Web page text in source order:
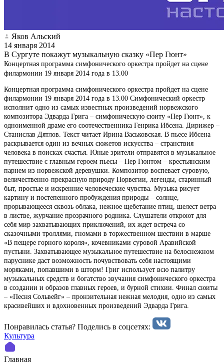
Яков Альский
14 января 2014
В Сургуте покажут музыкальную сказку «Пер Гюнт»
Концертная программа симфонического оркестра пройдет на сцене
филармонии 19 января 2014 года в 13.00
Концертная программа симфонического оркестра пройдет на сцене
филармонии 19 января 2014 года в 13.00 Симфонический оркестр
исполнит одно из самых известных произведений норвежского
композитора Эдварда Грига – симфоническую сюиту «Пер Гюнт», к
одноименной драме его соотечественника Генрика Ибсена. Дирижер –
Станислав Дятлов. Текст читает Ирина Васьковская. В пьесе Ибсена
раскрывается один из вечных сюжетов искусства – странствия
человека в поисках счастья. Юные зрители отправятся в музыкальное
путешествие с главным героем пьесы – Пер Гюнтом – крестьянским
парнем из норвежской деревушки. Композитор воспевает суровую,
величественно-прекрасную природу Норвегии, легенды, старинный
быт, простые и искренние человеческие чувства. Музыка рисует
картину и постепенного пробуждения природы – солнце,
прорывающееся сквозь облака, нежное щебетание птиц, шелест ветра
в листве, журчание прозрачного родника. Слушатели откроют для
себя мир захватывающих приключений, их ждет встреча со
сказочными троллями, гномами в торжественном шествии в марше
«В пещере горного короля», кочевниками суровой Аравийской
пустыни. Захватывающее музыкальное путешествие на белоснежном
паруснике даст возможность почувствовать себя настоящими
моряками, попавшими в шторм! Григ использует всю палитру
музыкальных средств и богатство звучания симфонического оркестра
в создании и образов главных героев, и бурной стихии. Финал сюиты
– «Песня Сольвейг» – пронзительная нежная мелодия, одно из самых
красивейших и вдохновенных произведений Эдварда Грига.
Понравилась статья? Поделиcь в соцсетях:
Культура
Главная